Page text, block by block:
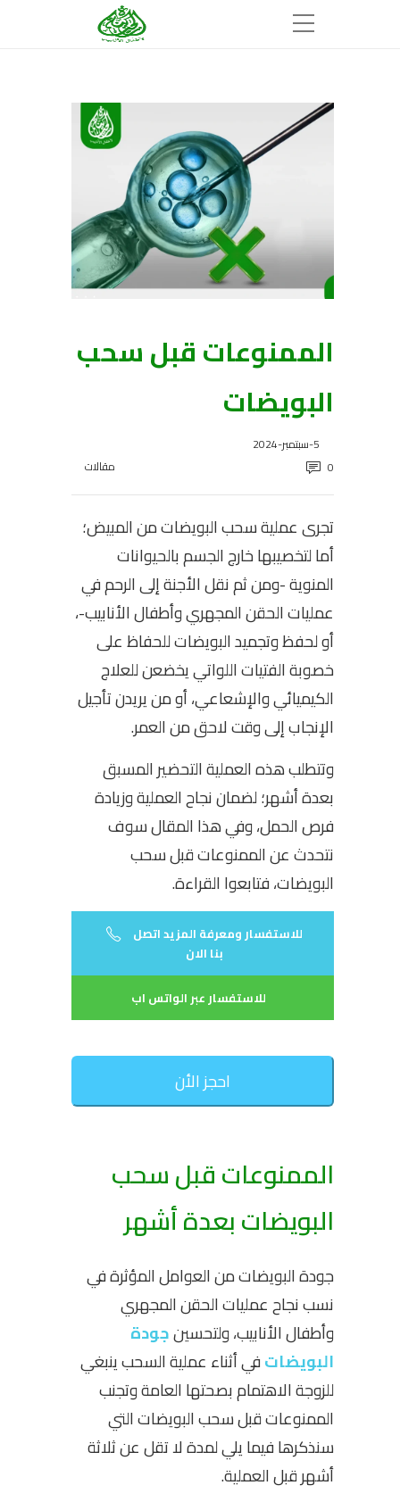
الممنوعات قبل سحب
البويضات
5-سبتمبر-2024
مقالات
0
تجرى عملية سحب البويضات من المبيض؛
أما لتخصيبها خارج الجسم بالحيوانات
المنوية -ومن ثم نقل الأجنة إلى الرحم في
عمليات الحقن المجهري وأطفال الأنابيب-،
أو لحفظ وتجميد البويضات للحفاظ على
خصوبة الفتيات اللواتي يخضعن للعلاج
الكيميائي والإشعاعي، أو من يريدن تأجيل
الإنجاب إلى وقت لاحق من العمر.
وتتطلب هذه العملية التحضير المسبق
بعدة أشهر؛ لضمان نجاح العملية وزيادة
فرص الحمل، وفي هذا المقال سوف
نتحدث عن الممنوعات قبل سحب
البويضات، فتابعوا القراءة.
للاستفسار ومعرفة المزيد اتصل
بنا الان
للاستفسار عبر الواتس اب
احجز الأن
الممنوعات قبل سحب
البويضات بعدة أشهر
جودة البويضات من العوامل المؤثرة في
نسب نجاح عمليات الحقن المجهري
وأطفال الأنابيب، ولتحسينجودة
البويضاتفي أثناء عملية السحب ينبغي
للزوجة الاهتمام بصحتها العامة وتجنب
الممنوعات قبل سحب البويضات التي
سنذكرها فيما يلي لمدة لا تقل عن ثلاثة
أشهر قبل العملية.